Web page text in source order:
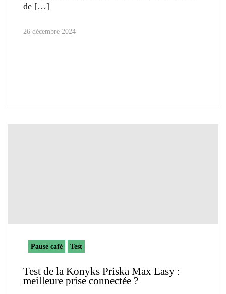
de
26 décembre 2024
Pause café Test
Test de la Konyks Priska Max Easy :
meilleure prise connectée ?